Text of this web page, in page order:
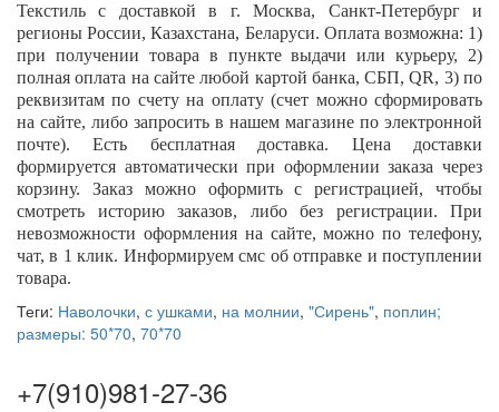
Текстиль с доставкой в г. Москва, Санкт-Петербург и
регионы России, Казахстана, Беларуси. Оплата возможна: 1)
при получении товара в пункте выдачи или курьеру, 2)
полная оплата на сайте любой картой банка, СБП,QR, 3) по
реквизитам по счету на оплату (счет можно сформировать
на сайте, либо запросить в нашем магазине по электронной
почте). Есть бесплатная доставка. Цена доставки
формируется автоматически при оформлении заказа через
корзину. Заказ можно оформить с регистрацией, чтобы
смотреть историю заказов, либо без регистрации. При
невозможности оформления на сайте, можно по телефону,
чат, в 1 клик. Информируем смс об отправке и поступлении
товара.
Теги: Наволочки, с ушками, на молнии, "Сирень", поплин;
размеры: 50*70, 70*70
+7(910)981-27-36